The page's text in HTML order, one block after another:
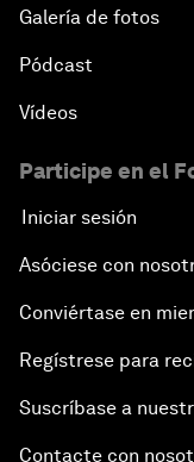
Galería de fotos
Pódcast
Vídeos
Participe en el
Iniciar sesión
Asóciese con
Conviértase en
Regístrese para
Suscríbase a
Contacte con